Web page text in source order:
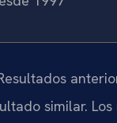
similar.